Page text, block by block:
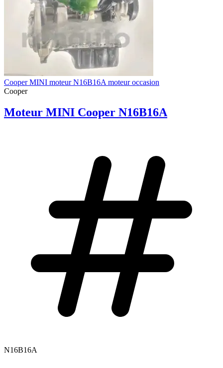
Cooper MINI moteur N16B16A moteur occasion
Cooper
Moteur MINI Cooper N16B16A
N16B16A